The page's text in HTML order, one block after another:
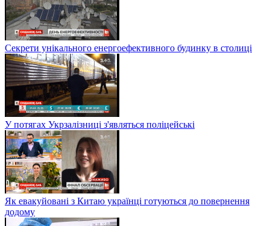
Секрети унікального енергоефективного будинку в столиці
У потягах Укрзалізниці з'являться поліцейські
Як евакуйовані з Китаю українці готуються до повернення
додому